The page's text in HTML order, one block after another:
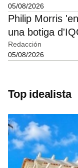
05/08/2026
Philip Morris
una botiga
Redacción
05/08/2026
Top idealista